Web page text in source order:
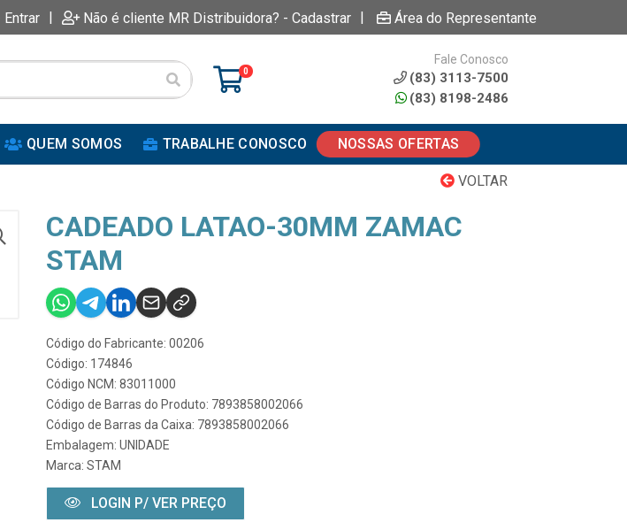
| Não é cliente MR Distribuidora? - Cadastrar | Área do Representante
0
Fale Conosco
(83) 3113-7500
(83) 8198-2486
QUEM SOMOS TRABALHE CONOSCO NOSSAS OFERTAS
VOLTAR
CADEADO LATAO-30MM ZAMAC
STAM
Código do Fabricante: 00206
Código: 174846
Código NCM: 83011000
Código de Barras do Produto: 7893858002066
Código de Barras da Caixa: 7893858002066
Embalagem: UNIDADE
Marca: STAM
LOGIN P/ VER PREÇO